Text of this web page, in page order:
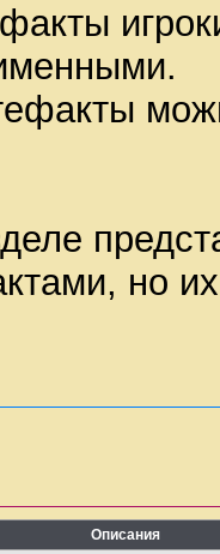
но
Описания